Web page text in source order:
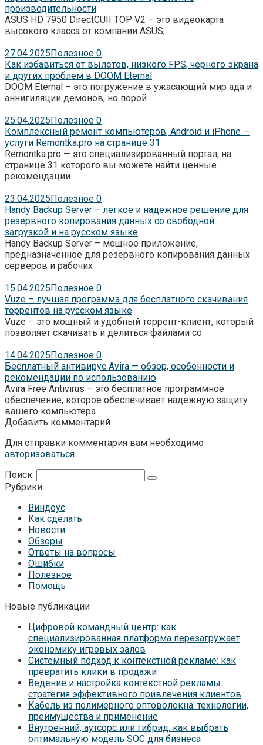
производительности
ASUS HD 7950 DirectCUII TOP V2 – это видеокарта
высокого класса от компании ASUS,
27.04.2025Полезное 0
Как избавиться от вылетов, низкого FPS, черного экрана
и других проблем в DOOM Eternal
DOOM Eternal – это погружение в ужасающий мир ада и
аннигиляции демонов, но порой
25.04.2025Полезное 0
Комплексный ремонт компьютеров, Android и iPhone —
услуги Remontka.pro на странице 31
Remontka.pro — это специализированный портал, на
странице 31 которого вы можете найти ценные
рекомендации
23.04.2025Полезное 0
Handy Backup Server – легкое и надежное решение для
резервного копирования данных со свободной
загрузкой и на русском языке
Handy Backup Server – мощное приложение,
предназначенное для резервного копирования данных
серверов и рабочих
15.04.2025Полезное 0
Vuze – лучшая программа для бесплатного скачивания
торрентов на русском языке
Vuze – это мощный и удобный торрент-клиент, который
позволяет скачивать и делиться файлами со
14.04.2025Полезное 0
Бесплатный антивирус Avira — обзор, особенности и
рекомендации по использованию
Avira Free Antivirus – это бесплатное программное
обеспечение, которое обеспечивает надежную защиту
вашего компьютера
Добавить комментарий
Для отправки комментария вам необходимо
авторизоваться.
Поиск:
Рубрики
Виндоус
Как сделать
Новости
Обзоры
Ответы на вопросы
Ошибки
Полезное
Помощь
Новые публикации
Цифровой командный центр: как
специализированная платформа перезагружает
экономику игровых залов
Системный подход к контекстной рекламе: как
превратить клики в продажи
Ведение и настройка контекстной рекламы:
стратегия эффективного привлечения клиентов
Кабель из полимерного оптоволокна: технологии,
преимущества и применение
Внутренний, аутсорс или гибрид: как выбрать
оптимальную модель SOC для бизнеса